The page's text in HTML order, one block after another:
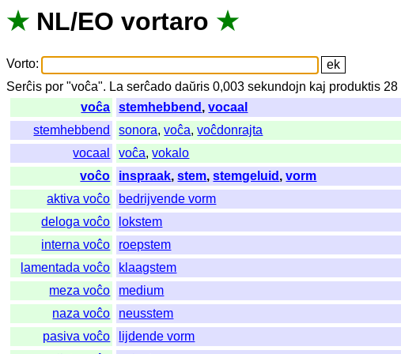
★ NL/EO vortaro ★
Vorto:
Serĉis por "voĉa". La serĉado daŭris 0,003sekundojn kaj produktis 28
voĉa
stemhebbend ,vocaal
stemhebbend
sonora,voĉa,voĉdonrajta
vocaal
voĉa,vokalo
voĉo
inspraak,stem,stemgeluid ,vorm
aktiva voĉo
bedrijvende vorm
deloga voĉo
lokstem
interna voĉo
roepstem
lamentada voĉo
klaagstem
meza voĉo
medium
naza voĉo
neusstem
pasiva voĉo
lijdende vorm